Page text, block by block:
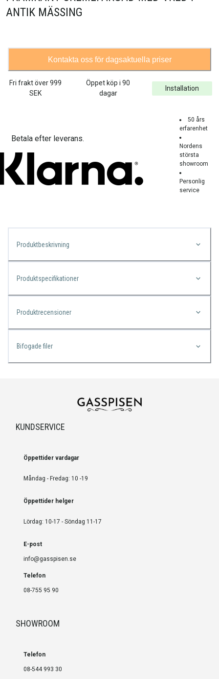
ANTIK MÄSSING
Kontakta oss för dagsaktuella priser
Fri frakt över999
SEK
Öppet köp i 90
dagar
Installation
Betala efter leverans.
50 års
erfarenhet
Nordens
största
showroom
Personlig
service
Produktbeskrivning
Produktspecifikationer
Produktrecensioner
Bifogade filer
KUNDSERVICE
Öppettider vardagar
Måndag - Fredag: 10 -19
Öppettider helger
Lördag: 10-17 - Söndag 11-17
E-post
info@gasspisen.se
Telefon
08-755 95 90
SHOWROOM
Telefon
08-544 993 30